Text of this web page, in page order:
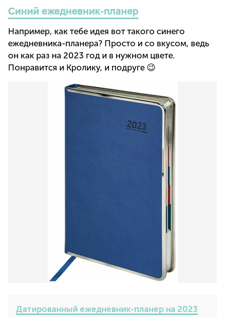
Синий ежедневник-планер
Например, как тебе идея вот такого синего
ежедневника-планера? Просто и со вкусом, ведь
он как раз на 2023 год и в нужном цвете.
Понравится и Кролику, и подруге 😉
Датированный ежедневник-планер на 2023